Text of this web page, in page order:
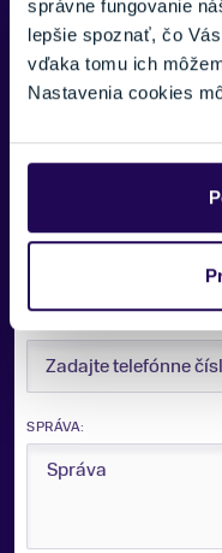
správne fungovanie
lepšie spoznať, čo
vďaka tomu ich
Nastavenia cookies
pre vás.
SPRÁVA: